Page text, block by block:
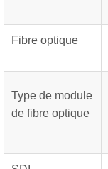
Fibre optique
Type de module
de fibre optique